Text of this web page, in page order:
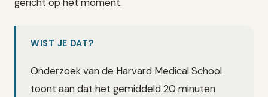
WIST JE DAT?
Onderzoek van de Harvard Medical School
toont aan dat het gemiddeld 20 minuten